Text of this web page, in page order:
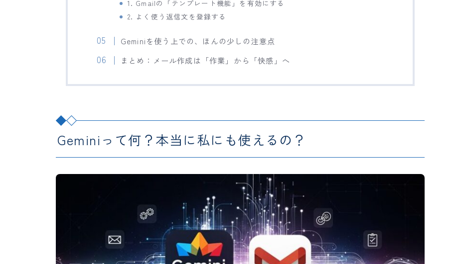
1. Gmailの「テンプレート機能」を有効にする
2. よく使う返信文を登録する
Geminiを使う上での、ほんの少しの注意点
まとめ：メール作成は「作業」から「快感」へ
Geminiって何？本当に私にも使えるの？